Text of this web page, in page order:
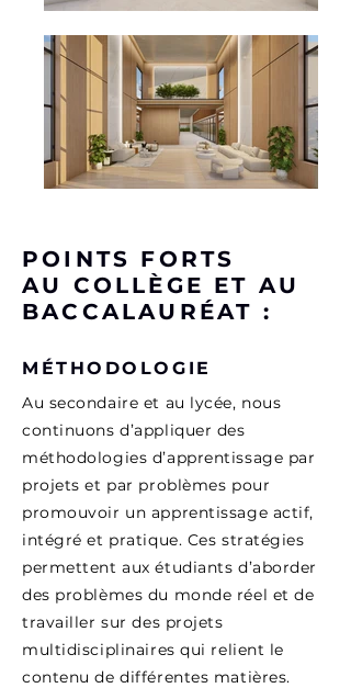
POINTS FORTS
AU COLLÈGE ET AU
BACCALAURÉAT :
MÉTHODOLOGIE
Au secondaire et au lycée, nous
continuons d’appliquer des
méthodologies d’apprentissage par
projets et par problèmes pour
promouvoir un apprentissage actif,
intégré et pratique. Ces stratégies
permettent aux étudiants d’aborder
des problèmes du monde réel et de
travailler sur des projets
multidisciplinaires qui relient le
contenu de différentes matières.